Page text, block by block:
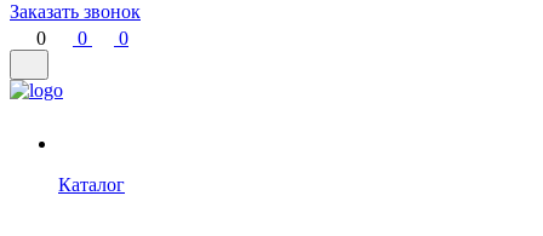
Заказать звонок
0
0 0
Каталог